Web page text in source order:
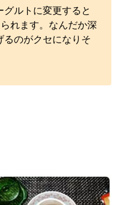
ルトに変更すると
れます。なんだか深
るのがクセになりそ